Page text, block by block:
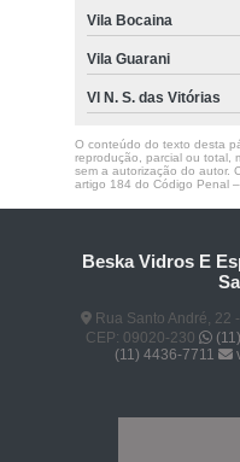
Vila Bocaina
Vila Guarani
Vl N. S. das Vitórias
O conteúdo do texto desta
reprodução, parcial ou total,
sem a autorização do autor.
artigo 184 do Código Penal –
Beska Vidros E
Rua Santo André, 22
CEP: 09020-230
(11) 4436-7711